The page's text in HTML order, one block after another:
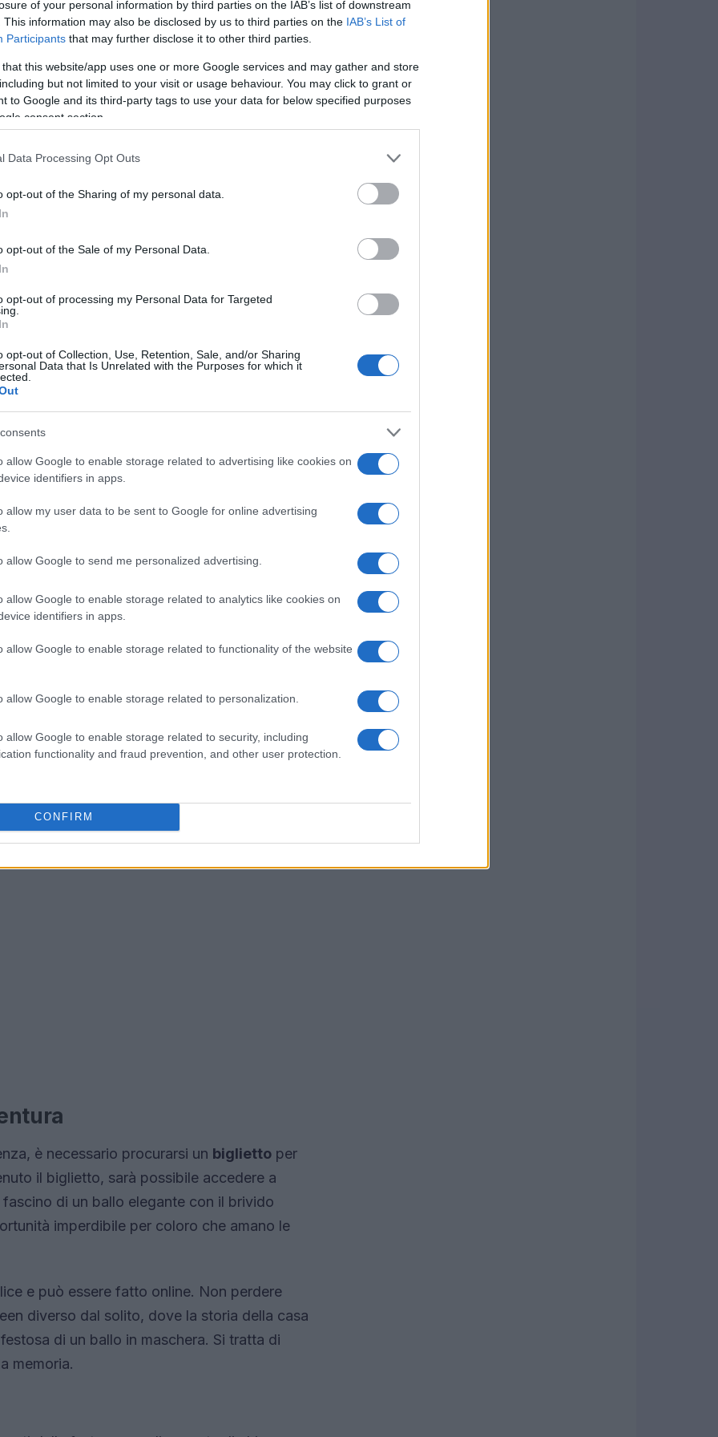
of your personal information by third parties on the IAB’s list of downstream
This information may also be disclosed by us to third parties on the IAB’s List of
Participants that may further disclose it to other third parties.
that this website/app uses one or more Google services and may gather and store
but not limited to your visit or usage behaviour. You may click to grant or
to Google and its third-party tags to use your data for below specified purposes
consent section.
Data Processing Opt Outs
opt-out of the Sharing of my personal data.
opt-out of the Sale of my Personal Data.
opt-out of processing my Personal Data for Targeted
opt-out of Collection, Use, Retention, Sale, and/or Sharing
Data that Is Unrelated with the Purposes for which it
allow Google to enable storage related to advertising like cookies on
identifiers in apps.
allow my user data to be sent to Google for online advertising
allow Google to send me personalized advertising.
allow Google to enable storage related to analytics like cookies on
identifiers in apps.
allow Google to enable storage related to functionality of the website
allow Google to enable storage related to personalization.
allow Google to enable storage related to security, including
functionality and fraud prevention, and other user protection.
CONFIRM
sicurezza
le presenze inquietanti che vi abitano. Il
nella festa, ma anche nel brivido dell’ignoto,
aggirano in quelle oscure profondità.
Winchester si è rivelato un’esperienza
con costumi elaborati e fantasiosi. La
l’immaginazione di tutti, creando
ha avuto l’opportunità di immergersi
ballava in una cornice storica unica.
è stata la possibilità di avventurarsi nel
di fronte a un percorso pieno di sorprese e
i segreti nascosti della casa ha aggiunto un
I partecipanti hanno potuto sentire il battito
consapevoli della presenza di
che li osservava.
è necessario procurarsi un biglietto per
il biglietto, sarà possibile accedere a
di un ballo elegante con il brivido
imperdibile per coloro che amano le
e può essere fatto online. Non perdere
diverso dal solito, dove la storia della casa
di un ballo in maschera. Si tratta di
memoria.